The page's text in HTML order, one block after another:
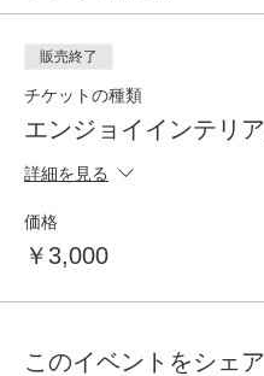
販売終了
チケットの種類
エンジョイインテリ
詳細を見る
価格
￥3,000
このイベントをシェア